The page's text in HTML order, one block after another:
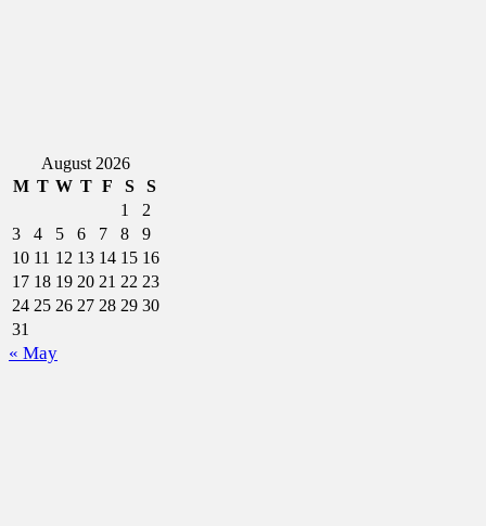
August 2026
M T W T F S
S
1
2
3
4 5 6 7 8
9
10 11 12 13 14 15 16
17 18 19 20 21 22 23
24 25 26 27 28 29 30
31
« May